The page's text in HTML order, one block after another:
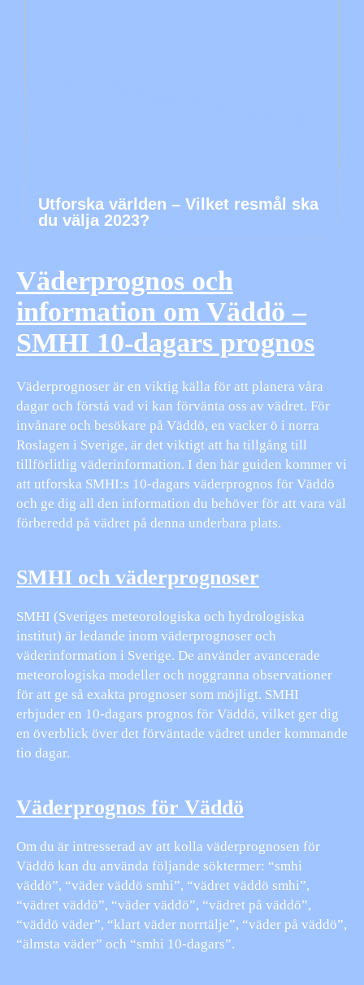
Utforska världen – Vilket resmål ska
du välja 2023?
Väderprognos och
information om Väddö –
SMHI 10-dagars prognos
Väderprognoser är en viktig källa för att planera våra
dagar och förstå vad vi kan förvänta oss av vädret. För
invånare och besökare på Väddö, en vacker ö i norra
Roslagen i Sverige, är det viktigt att ha tillgång till
tillförlitlig väderinformation. I den här guiden kommer vi
att utforska SMHI:s 10-dagars väderprognos för Väddö
och ge dig all den information du behöver för att vara väl
förberedd på vädret på denna underbara plats.
SMHI och väderprognoser
SMHI (Sveriges meteorologiska och hydrologiska
institut) är ledande inom väderprognoser och
väderinformation i Sverige. De använder avancerade
meteorologiska modeller och noggranna observationer
för att ge så exakta prognoser som möjligt. SMHI
erbjuder en 10-dagars prognos för Väddö, vilket ger dig
en överblick över det förväntade vädret under kommande
tio dagar.
Väderprognos för Väddö
Om du är intresserad av att kolla väderprognosen för
Väddö kan du använda följande söktermer: “smhi
väddö”, “väder väddö smhi”, “vädret väddö smhi”,
“vädret väddö”, “väder väddö”, “vädret på väddö”,
“väddö väder”, “klart väder norrtälje”, “väder på väddö”,
“älmsta väder” och “smhi 10-dagars”.